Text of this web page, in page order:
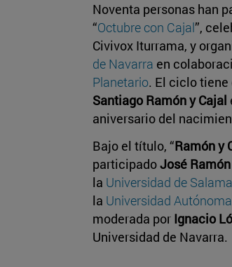
Noventa personas han
“Octubre con Cajal”,
Civivox Iturrama, y
de Navarra en
Planetario. El ciclo
Santiago Ramón y Cajal
aniversario del
Bajo el título, “Ramón y
participadoJosé
la Universidad de
la Universidad
moderada por Ignacio
Universidad de Navarra.